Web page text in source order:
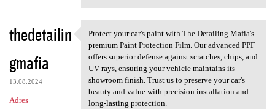
thedetailin
gmafia
13.08.2024
Adres
Protect your car's paint with
Protect your car's paint with The Detailing Mafia's
premium Paint Protection Film. Our advanced PPF
offers superior defense against scratches, chips, and
UV rays, ensuring your vehicle maintains its
showroom finish. Trust us to preserve your car's
beauty and value with precision installation and
long-lasting protection.